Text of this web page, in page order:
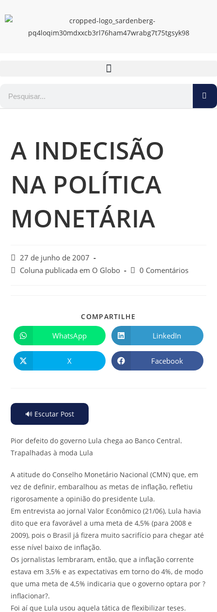
A INDECISÃO
NA POLÍTICA
MONETÁRIA
27 de junho de 2007
Coluna publicada em O Globo
0 Comentários
COMPARTILHE
WhatsApp LinkedIn
X Facebook
🔊 Escutar Post
Pior defeito do governo Lula chega ao Banco Central.
Trapalhadas à moda Lula
A atitude do Conselho Monetário Nacional (CMN) que, em
vez de definir, embaralhou as metas de inflação, refletiu
rigorosamente a opinião do presidente Lula.
Em entrevista ao jornal Valor Econômico (21/06), Lula havia
dito que era favorável a uma meta de 4,5% (para 2008 e
2009), pois o Brasil já fizera muito sacrifício para chegar até
esse nível baixo de inflação.
Os jornalistas lembraram, então, que a inflação corrente
estava em 3,5% e as expectativas em torno do 4%, de modo
que uma meta de 4,5% indicaria que o governo optara por ?
inflacionar?.
Foi aí que Lula usou aquela tática de flexibilizar teses.